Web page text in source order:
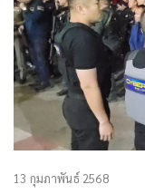
13 กุมภาพันธ์ 2568